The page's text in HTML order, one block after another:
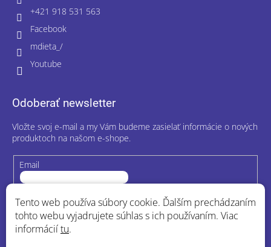
Tento web používa súbory cookie. Ďalším prechádzaním
tohto webu vyjadrujete súhlas s ich používaním. Viac
informáciítu.
+421 918 531 563
Facebook
mdieta_/
Youtube
Odoberať newsletter
Vložte svoj e-mail a my Vám budeme zasielať informácie o nových
produktoch na našom e-shope.
Email
Vložením e-mailu súhlasíte s
podmienkami ochrany osobných
údajov
Prihlásiť sa